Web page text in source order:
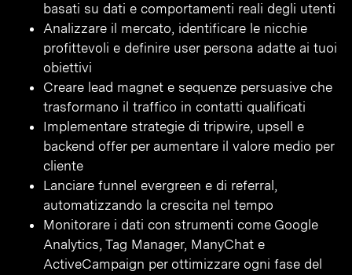
basati su dati e comportamenti reali degli utenti
Analizzare il mercato, identificare le nicchie
profittevoli e definire user persona adatte ai tuoi
obiettivi
Creare lead magnet e sequenze persuasive che
trasformano il traffico in contatti qualificati
Implementare strategie di tripwire, upsell e
backend offer per aumentare il valore medio per
cliente
Lanciare funnel evergreen e di referral,
automatizzando la crescita nel tempo
Monitorare i dati con strumenti come Google
Analytics, Tag Manager, ManyChat e
ActiveCampaign per ottimizzare ogni fase del